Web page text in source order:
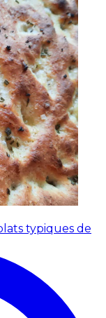
typiques de